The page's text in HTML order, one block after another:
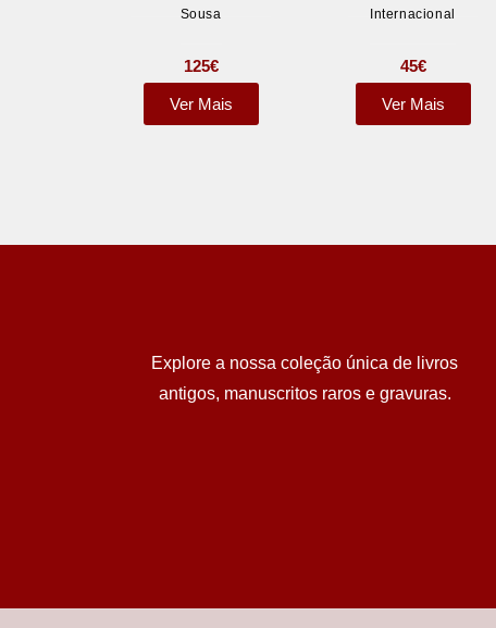
Sousa
125€
Ver Mais
Internacional
45€
Ver Mais
Explore a nossa coleção única de livros
antigos, manuscritos raros e gravuras.